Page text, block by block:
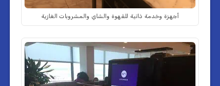
أجهزة وخدمة ذاتية للقهوة والشاي والمشروبات الغازية